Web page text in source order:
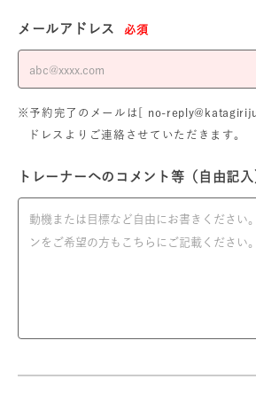
メールアドレス 必須
※予約完了のメールは[ no-
ドレスよりご連絡させていただきます。
トレーナーへのコメント等（自由記入